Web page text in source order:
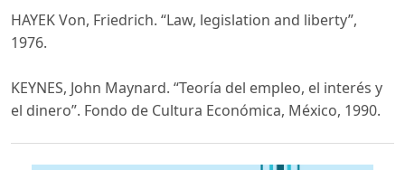
HAYEK Von, Friedrich. “Law, legislation and liberty”,
1976.
KEYNES, John Maynard. “Teoría del empleo, el interés y
el dinero”. Fondo de Cultura Económica, México, 1990.